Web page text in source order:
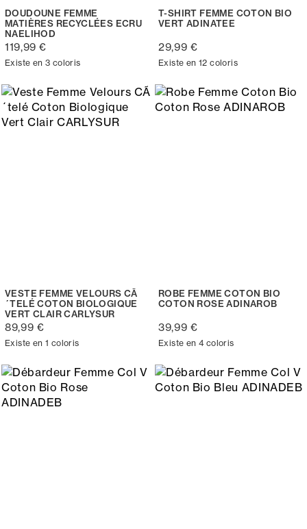
DOUDOUNE FEMME
MATIÈRES RECYCLÉES ECRU
NAELIHOD
119,99 €
Existe en 3 coloris
T-SHIRT FEMME COTON BIO
VERT ADINATEE
29,99 €
Existe en 12 coloris
VESTE FEMME VELOURS CÃ
´TELÉ COTON BIOLOGIQUE
VERT CLAIR CARLYSUR
89,99 €
Existe en 1 coloris
ROBE FEMME COTON BIO
COTON ROSE ADINAROB
39,99 €
Existe en 4 coloris